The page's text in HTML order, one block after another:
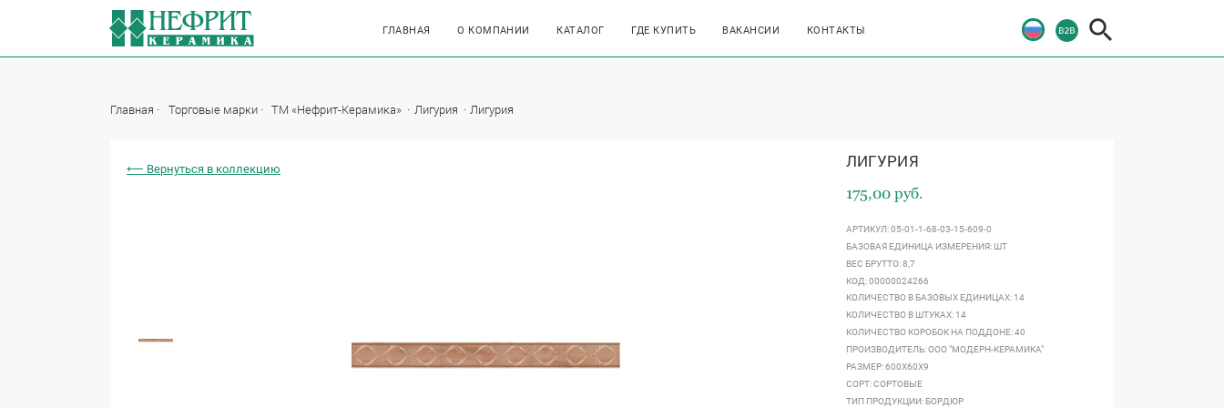
ГЛАВНАЯ О КОМПАНИИ КАТАЛОГ ГДЕ КУПИТЬ ВАКАНСИИ КОНТАКТЫ
Главная Торговые марки ТМ «Нефрит-Керамика» Лигурия Лигурия
⟵ Вернуться в коллекцию ЛИГУРИЯ
175,00 руб.
АРТИКУЛ: 05-01-1-68-03-15-609-0
БАЗОВАЯ ЕДИНИЦА ИЗМЕРЕНИЯ: ШТ
ВЕС БРУТТО: 8,7
КОД: 00000024266
КОЛИЧЕСТВО В БАЗОВЫХ ЕДИНИЦАХ: 14
КОЛИЧЕСТВО В ШТУКАХ: 14
КОЛИЧЕСТВО КОРОБОК НА ПОДДОНЕ: 40
ПРОИЗВОДИТЕЛЬ: ООО "МОДЕРН-КЕРАМИКА"
РАЗМЕР: 600Х60Х9
СОРТ: СОРТОВЫЕ
ТИП ПРОДУКЦИИ: БОРДЮР